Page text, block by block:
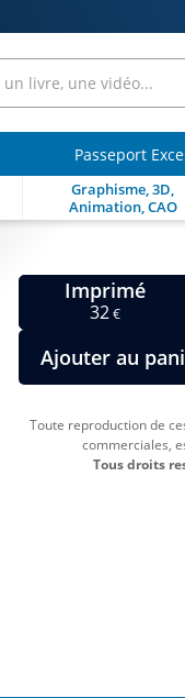
Passeport
Graphisme, 3D,
Animation, CAO
Imprimé
32€
Ajouter au
Toute reproduction de
commerciales,
Tous droits